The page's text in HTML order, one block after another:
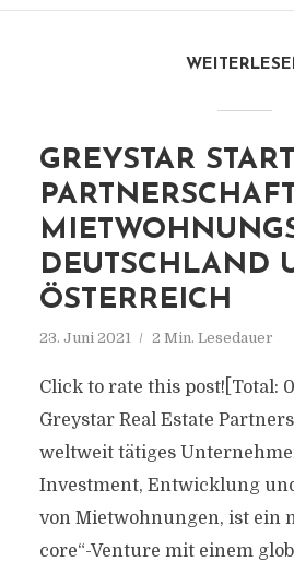
GREYSTAR
DEUTSCHLAND
ÖSTERREICH
23. Juni 2021 2 Min. Lesedauer
Click to rate this post![Total: 0
Greystar Real Estate
weltweit tätiges
Investment, Entwicklung
von Mietwohnungen, ist ein
core“-Venture mit einem